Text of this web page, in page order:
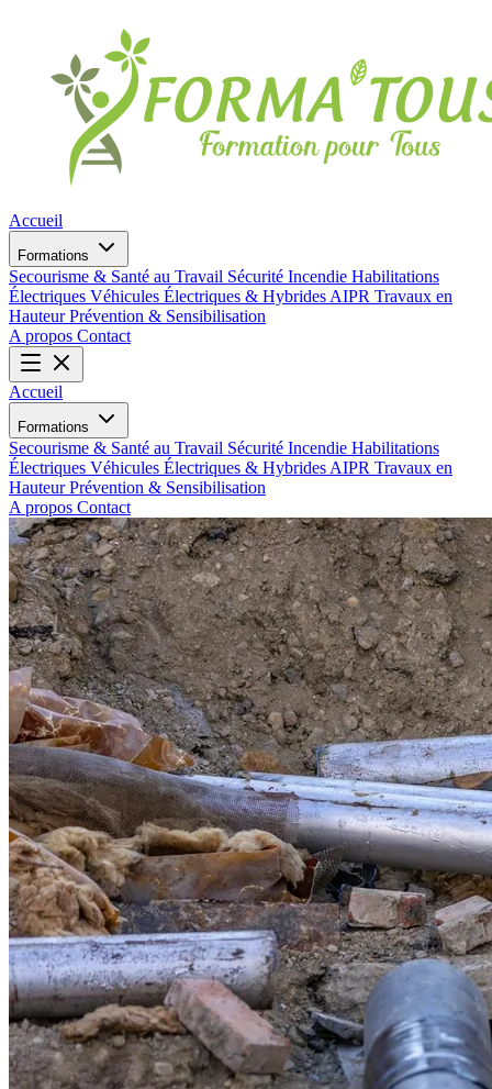
Accueil
Formations
Secourisme & Santé au Travail Sécurité Incendie Habilitations
Électriques Véhicules Électriques & Hybrides AIPR Travaux en
HauteurPrévention & Sensibilisation
A propos Contact
Accueil
Formations
Secourisme & Santé au Travail Sécurité Incendie Habilitations
Électriques Véhicules Électriques & Hybrides AIPR Travaux en
HauteurPrévention & Sensibilisation
A propos Contact